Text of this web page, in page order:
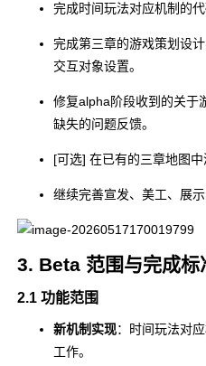
完成时间玩法对应机制的
完成第三章的游戏策划设
交互对象设置。
修复alpha阶段收到的关于
缺失的问题反馈。
[可选] 在已有的三章地图中
继续完善宣发、美工、展示
3. Beta 范围与完成标
2.1 功能范围
新机制实现：时间玩法对
工作。